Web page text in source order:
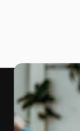
Vidéos
Clips de vidéo
Graphiques animés
Templates vidéos
Icônes
Modèles 3D
Polices